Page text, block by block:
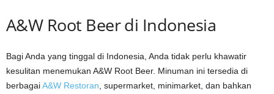
A&W Root Beer di Indonesia
Bagi Anda yang tinggal di Indonesia, Anda tidak perlu khawatir
kesulitan menemukan A&W Root Beer. Minuman ini tersedia di
berbagaiA&W Restoran , supermarket, minimarket, dan bahkan